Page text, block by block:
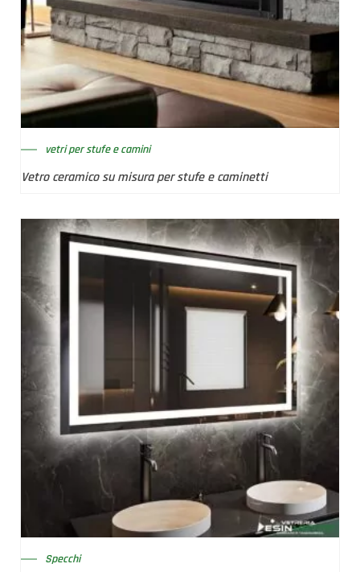
vetri per stufe e camini
Vetro ceramico su misura per stufe e caminetti
Specchi